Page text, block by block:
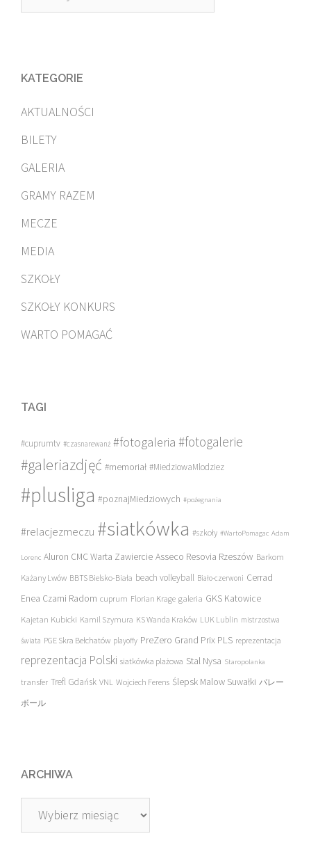
KATEGORIE
AKTUALNOŚCI
BILETY
GALERIA
GRAMY RAZEM
MECZE
MEDIA
SZKOŁY
SZKOŁY KONKURS
WARTO POMAGAĆ
TAGI
#cuprumtv #czasnarewanż #fotogaleria #fotogalerie
#galeriazdjęć #memoriał #MiedziowaMlodziez
#plusliga #poznajMiedziowych #pożegnania
#relacjezmeczu #siatkówka #szkoły #WartoPomagac Adam
Lorenc Aluron CMC Warta Zawiercie Asseco Resovia Rzeszów Barkom
Każany Lwów BBTS Bielsko-Biała beach volleyball Biało-czerwoni Cerrad
Enea Czarni Radom cuprum Florian Krage galeria GKS Katowice
Kajetan Kubicki Kamil Szymura KS Wanda Kraków LUK Lublin mistrzostwa
świata PGE Skra Bełchatów playoffy PreZero Grand Prix PLS reprezentacja
reprezentacja Polski siatkówka plażowa Stal Nysa Staropolanka
transfer Trefl Gdańsk VNL Wojciech Ferens Ślepsk Malow Suwałki バレー
ボール
ARCHIWA
Archiwa